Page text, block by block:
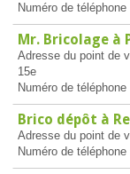
Numéro de téléphone
Mr. Bricolage à
Adresse du point de
15e
Numéro de téléphone
Brico dépôt à
Adresse du point de
Numéro de téléphone